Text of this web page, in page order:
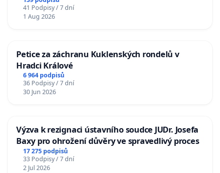
41 Podpisy / 7 dní
1 Aug 2026
Petice za záchranu Kuklenských rondelů v
Hradci Králové
6 964 podpisů
36 Podpisy / 7 dní
30 Jun 2026
Výzva k rezignaci ústavního soudce JUDr. Josefa
Baxy pro ohrožení důvěry ve spravedlivý proces
17 275 podpisů
33 Podpisy / 7 dní
2 Jul 2026